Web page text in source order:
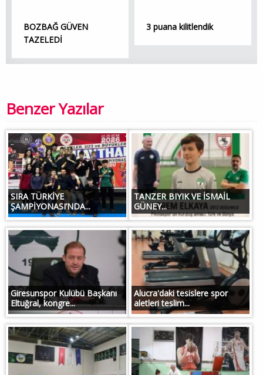
BOZBAĞ GÜVEN
TAZELEDİ
3 puana kilitlendik
Benzer Yazılar
SIRA TÜRKİYE
ŞAMPİYONASI’NDA...
TANZER BIYIK VE İSMAİL
GÜNEY...
Giresunspor Kulübü Başkanı
Eltuğral, kongre...
Alucra'daki tesislere spor
aletleri teslim...